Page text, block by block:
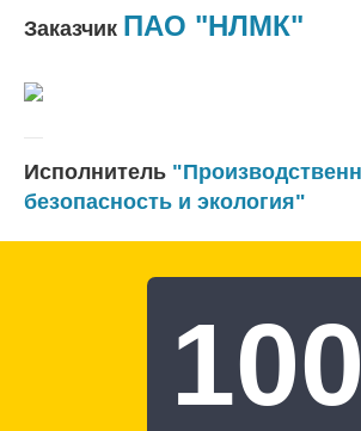
Заказчик ПАО "НЛМК"
Исполнитель
безопасность и экология"
100